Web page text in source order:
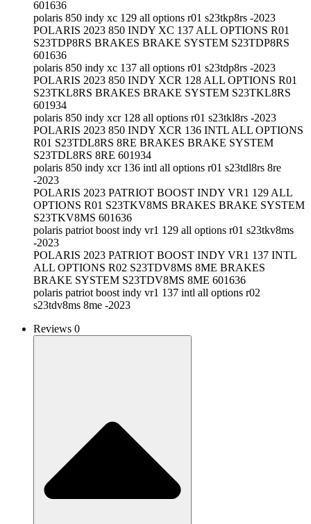
601636
polaris 850 indy xc 129 all options r01 s23tkp8rs -2023
POLARIS 2023 850 INDY XC 137 ALL OPTIONS R01
S23TDP8RS BRAKES BRAKE SYSTEM S23TDP8RS
601636
polaris 850 indy xc 137 all options r01 s23tdp8rs -2023
POLARIS 2023 850 INDY XCR 128 ALL OPTIONS R01
S23TKL8RS BRAKES BRAKE SYSTEM S23TKL8RS
601934
polaris 850 indy xcr 128 all options r01 s23tkl8rs -2023
POLARIS 2023 850 INDY XCR 136 INTL ALL OPTIONS
R01 S23TDL8RS 8RE BRAKES BRAKE SYSTEM
S23TDL8RS 8RE 601934
polaris 850 indy xcr 136 intl all options r01 s23tdl8rs 8re
-2023
POLARIS 2023 PATRIOT BOOST INDY VR1 129 ALL
OPTIONS R01 S23TKV8MS BRAKES BRAKE SYSTEM
S23TKV8MS 601636
polaris patriot boost indy vr1 129 all options r01 s23tkv8ms
-2023
POLARIS 2023 PATRIOT BOOST INDY VR1 137 INTL
ALL OPTIONS R02 S23TDV8MS 8ME BRAKES
BRAKE SYSTEM S23TDV8MS 8ME 601636
polaris patriot boost indy vr1 137 intl all options r02
s23tdv8ms 8me -2023
Reviews 0